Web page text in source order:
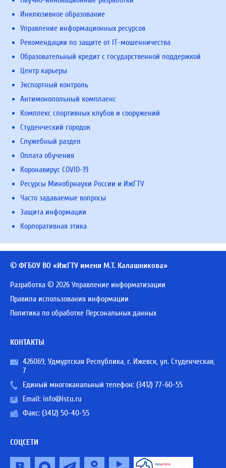
Инклюзивное образование
Управление информационных ресурсов
Рекомендации по защите от IT-мошенничества
Образовательный кредит с государственной поддержкой
Центр карьеры
Экспортный контроль
Антимонопольный комплаенс
Комплекс спортивных клубов и сооружений
Студенческий городок
Служебный раздел
Оплата обучения
Коронавирус COVID-19
Ресурсы Минобрнауки России и ИжГТУ
Часто задаваемые вопросы
Защита информации
Корпоративная этика
© ФГБОУ ВО «ИжГТУ имени М.Т. Калашникова»
Разработка © 2026 Управление информатизации
Правила использования информации
Политика по обработке Персональных данных
КОНТАКТЫ
426069, Удмуртская Республика, г. Ижевск, ул. Студенческая,
7
Единый многоканальный телефон: (3412) 77-60-55
Email: info@istu.ru
Факс: (3412) 50-40-55
СОЦСЕТИ